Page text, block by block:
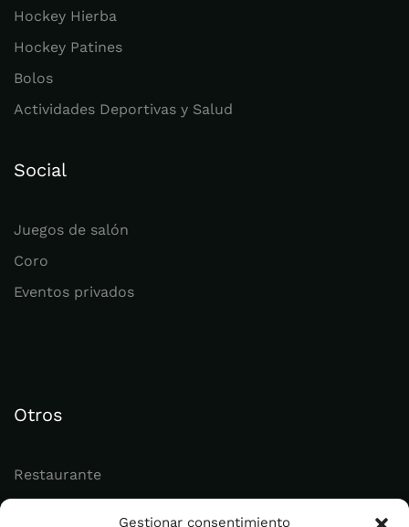
Gestionar consentimiento
Hockey Hierba
Hockey Patines
Bolos
Actividades Deportivas y Salud
Social
Juegos de salón
Coro
Eventos privados
Otros
Restaurante